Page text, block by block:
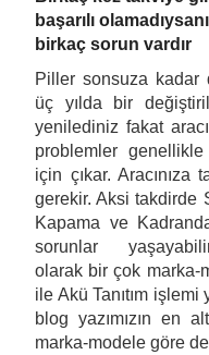
başarılı
birkaç sorun vardır
Piller sonsuza kadar
üç yılda bir
yenilediniz fakat
problemler
için çıkar. Aracınıza
gerekir. Aksi takdirde
Kapama ve
sorunlar
olarak bir çok marka-
ile Akü Tanıtım
blog yazımızın en
marka-modele göre